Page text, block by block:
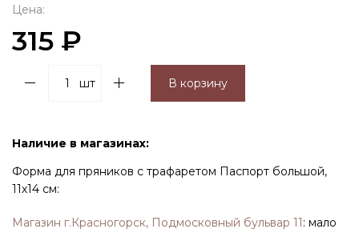
Цена:
315 ₽
шт В корзину
Наличие в магазинах:
Форма для пряников с трафаретом Паспорт большой,
11х14 см:
Магазин г.Красногорск, Подмосковный бульвар 11: мало